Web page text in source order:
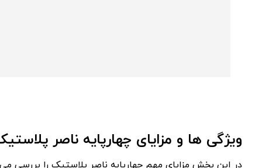
ویژگی ‌ها و مزایای چهارپایه ناصر
در این بخش مزایای مهم چهارپایه ناصر پلاستیک را بررسی